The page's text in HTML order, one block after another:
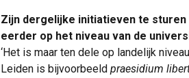
Zijn dergelijke initiatieven te sturen
eerder op het niveau van de
‘Het is maar ten dele op landelijk
Leiden is bijvoorbeeld praesidium